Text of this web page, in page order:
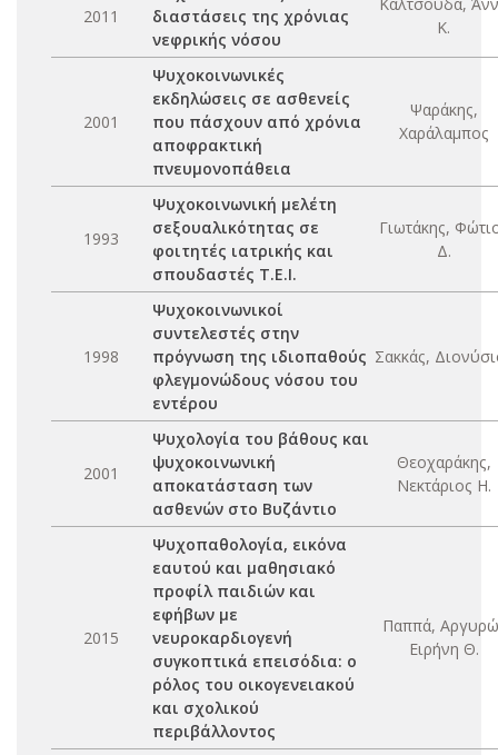
2011
διαστάσεις της χρόνιας
νεφρικής νόσου
Κ.
2001
Ψυχοκοινωνικές
εκδηλώσεις σε ασθενείς
που πάσχουν από χρόνια
αποφρακτική
πνευμονοπάθεια
Ψαράκης,
Χαράλαμπος
1993
Ψυχοκοινωνική μελέτη
σεξουαλικότητας σε
φοιτητές ιατρικής και
σπουδαστές Τ.Ε.Ι.
Γιωτάκης,
Δ.
1998
Ψυχοκοινωνικοί
συντελεστές στην
πρόγνωση της ιδιοπαθούς
φλεγμονώδους νόσου του
εντέρου
Σακκάς,
2001
Ψυχολογία του βάθους και
ψυχοκοινωνική
αποκατάσταση των
ασθενών στο Βυζάντιο
Θεοχαράκης,
Νεκτάριος Η.
2015
Ψυχοπαθολογία, εικόνα
εαυτού και μαθησιακό
προφίλ παιδιών και
εφήβων με
νευροκαρδιογενή
συγκοπτικά επεισόδια: ο
ρόλος του οικογενειακού
και σχολικού
περιβάλλοντος
Παππά,
Ειρήνη Θ.